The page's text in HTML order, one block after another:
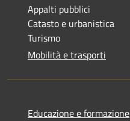
Appalti pubblici
Catasto e urbanistica
Turismo
Mobilità e trasporti
Educazione e formazione